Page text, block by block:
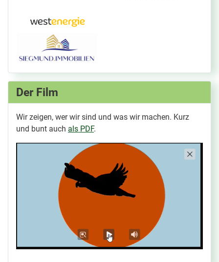
Der Film
Wir zeigen, wer wir sind und was wir machen. Kurz
und bunt auch als PDF.